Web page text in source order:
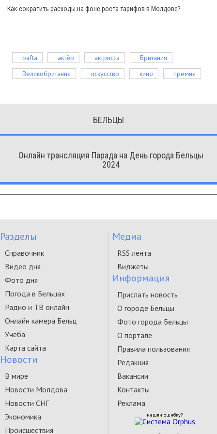
Как сократить расходы на фоне роста тарифов в Молдове?
bafta актёр актрисса
Британия
Великобритания
искусство кино премия
БЕЛЬЦЫ
Онлайн трансляция Парада на День города Бельцы
2024
Разделы
Справочник
Видео дня
Фото дня
Погода в Бельцах
Радио и ТВ онлайн
Онлайн камера Бельц
Учёба
Карта сайта
Новости
В мире
Новости Молдова
Новости СНГ
Экономика
Происшествия
Медиа
RSS лента
Виджеты
Информация
Прислать новость
О городе Бельцы
Фото города Бельцы
О портале
Правила пользования
Редакция
Вакансии
Контакты
Реклама
нашли ошибку?